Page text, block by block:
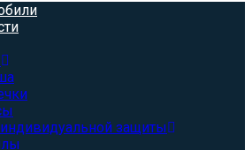
защиты